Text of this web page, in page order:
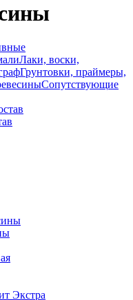
Лаки, воски,
Грунтовки, праймеры,
Сопутствующие